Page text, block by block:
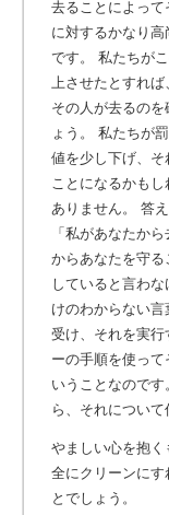
去ることによって
に対するかなり高
です。 私たちが
上させたとすれば
その人が去るの
ょう。 私たちが
値を少し下げ、
ことになるかも
ありません。 答
「私があなたか
からあなたを守
していると言わ
けのわからない
受け、それを実
ーの手順を使って
いうことなので
ら、それについて
やましい心を抱
全にクリーンにす
とでしょう。